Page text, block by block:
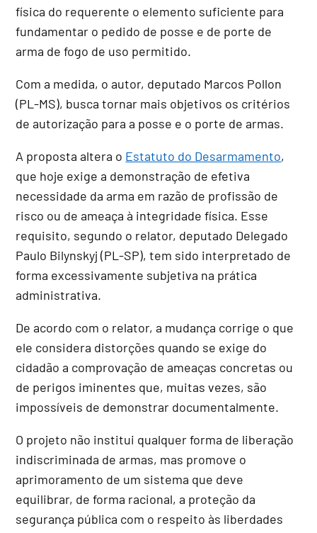
física do requerente o elemento suficiente para
fundamentar o pedido de posse e de porte de
arma de fogo de uso permitido.
Com a medida, o autor, deputado Marcos Pollon
(PL-MS), busca tornar mais objetivos os critérios
de autorização para a posse e o porte de armas.
A proposta altera o Estatuto do Desarmamento,
que hoje exige a demonstração de efetiva
necessidade da arma em razão de profissão de
risco ou de ameaça à integridade física. Esse
requisito, segundo o relator, deputado Delegado
Paulo Bilynskyj (PL-SP), tem sido interpretado de
forma excessivamente subjetiva na prática
administrativa.
De acordo com o relator, a mudança corrige o que
ele considera distorções quando se exige do
cidadão a comprovação de ameaças concretas ou
de perigos iminentes que, muitas vezes, são
impossíveis de demonstrar documentalmente.
O projeto não institui qualquer forma de liberação
indiscriminada de armas, mas promove o
aprimoramento de um sistema que deve
equilibrar, de forma racional, a proteção da
segurança pública com o respeito às liberdades